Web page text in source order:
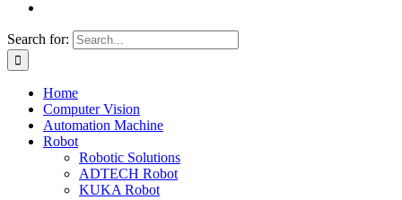
Search for:
Home
Computer Vision
Automation Machine
Robot
Robotic Solutions
ADTECH Robot
KUKA Robot